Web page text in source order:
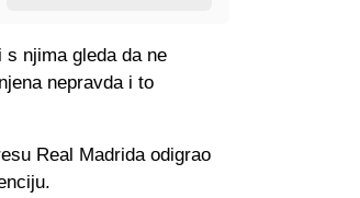
njima gleda da ne
nepravda i to
Real Madrida odigrao